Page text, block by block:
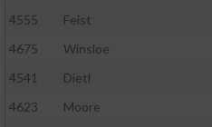
4555
Feist
4675
Winsloe
4541
Dietl
4623
Moore